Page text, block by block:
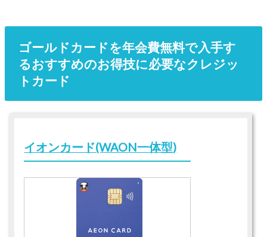
ゴールドカードを年会費無料で入手す
るおすすめのお得技に必要なクレジッ
トカード
イオンカード(WAON一体型)